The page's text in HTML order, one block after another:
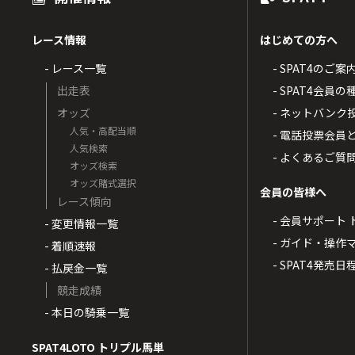
レース情報
- レース一覧
出走表
オッズ
人気・高配当順
人気検索
オッズ検索
オッズ賭式選択
レース傾向
- 変更情報一覧
- 着順速報
- 払戻金一覧
競走成績
- 本日の騎乗一覧
SPAT4LOTO トリプル馬単
はじめての方へ
- SPAT4のご案
- SPAT4会員の
- ネットバンク
- 電話投票会員
- よくあるご質
会員の皆様へ
- 会員サポート
- ガイド・操作
- SPAT4発売日